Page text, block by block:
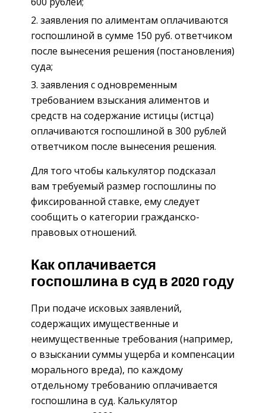
заявления по алиментам оплачиваются
госпошлиной в сумме 150 руб. ответчиком
после вынесения решения (постановления)
суда;
заявления с одновременным
требованием взыскания алиментов и
средств на содержание истицы (истца)
оплачиваются госпошлиной в 300 рублей
ответчиком после вынесения решения.
Для того чтобы калькулятор подсказал
вам требуемый размер госпошлины по
фиксированной ставке, ему следует
сообщить о категории гражданско-
правовых отношений.
Как оплачивается
госпошлина в суд в 2020 году
При подаче исковых заявлений,
содержащих имущественные и
неимущественные требования (например,
о взыскании суммы ущерба и компенсации
морального вреда), по каждому
отдельному требованию оплачивается
госпошлина в суд. Калькулятор